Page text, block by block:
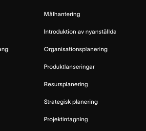
Målhantering
Introduktion av nyanställda
Organisationsplanering
Produktlanseringar
Resursplanering
Strategisk planering
Projektintagning